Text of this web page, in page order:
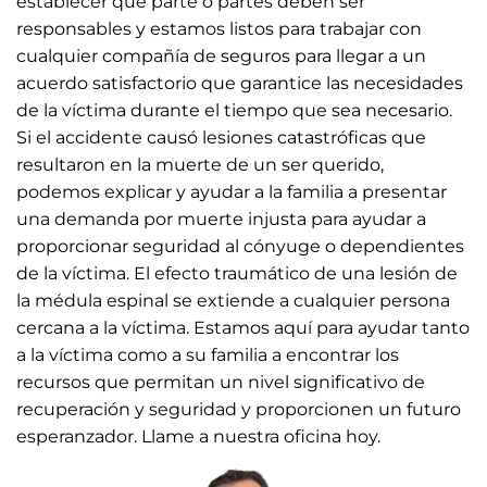
responsables y estamos listos para trabajar con
cualquier compañía de seguros para llegar a un
acuerdo satisfactorio que garantice las necesidades
de la víctima durante el tiempo que sea necesario.
Si el accidente causó lesiones catastróficas que
resultaron en la muerte de un ser querido,
podemos explicar y ayudar a la familia a presentar
una demanda por muerte injusta para ayudar a
proporcionar seguridad al cónyuge o dependientes
de la víctima. El efecto traumático de una lesión de
la médula espinal se extiende a cualquier persona
cercana a la víctima. Estamos aquí para ayudar tanto
a la víctima como a su familia a encontrar los
recursos que permitan un nivel significativo de
recuperación y seguridad y proporcionen un futuro
esperanzador. Llame a nuestra oficina hoy.